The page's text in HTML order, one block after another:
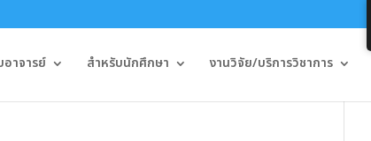
อาจารย์ สำหรับนักศึกษา งานวิจัย/บริการวิชาการ